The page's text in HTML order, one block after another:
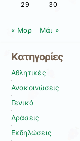
29 30
« Μαρ Μάι »
Kατηγορίες
Αθλητικές
Ανακοινώσεις
Γενικά
Δράσεις
Εκδηλώσεις